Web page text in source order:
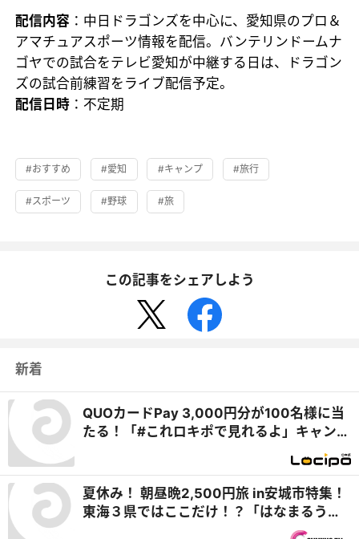
配信内容 ：中日ドラゴンズを中心に、愛知県のプロ＆
アマチュアスポーツ情報を配信。バンテリンドームナ
ゴヤでの試合をテレビ愛知が中継する日は、ドラゴン
ズの試合前練習をライブ配信予定。
配信日時 ：不定期
#おすすめ #愛知 #キャンプ #旅行
#スポーツ #野球 #旅
この記事をシェアしよう
新着
QUOカードPay 3,000円分が100名様に当
たる！「#これロキポで見れるよ」キャンペ
夏休み！ 朝昼晩2,500円旅 in安城市特集！
東海３県ではここだけ！？「はなまるうど
ん×吉野家 安城横山店」牛丼とうどんの最